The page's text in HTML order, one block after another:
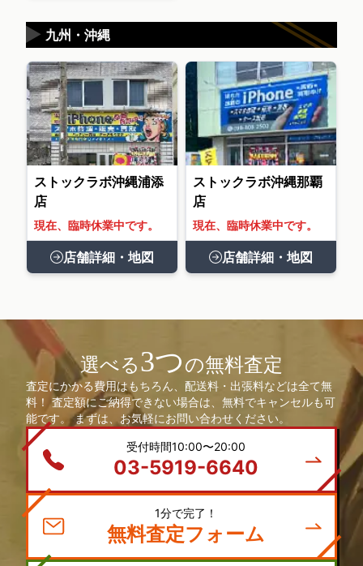
九州・沖縄
▶
ストックラボ沖縄浦添
店
現在、臨時休業中です。
店舗詳細・地図
ストックラボ沖縄那覇
店
現在、臨時休業中です。
店舗詳細・地図
選べる3つの無料査定
査定にかかる費用はもちろん、配送料・出張料などは全て無
料！ 査定額にご納得できない場合は、無料でキャンセルも可
能です。 まずは、お気軽にお問い合わせください。
受付時間10:00〜20:00
03-5919-6640
1分で完了！
無料査定フォーム